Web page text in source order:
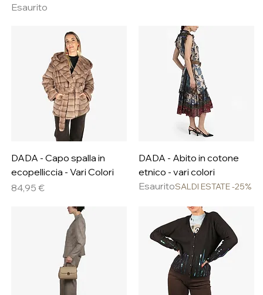
Esaurito
DADA - Capo spalla in
ecopelliccia - Vari Colori
Prezzo
84,95 €
DADA - Abito in cotone
etnico - vari colori
EsauritoSALDI ESTATE -25%